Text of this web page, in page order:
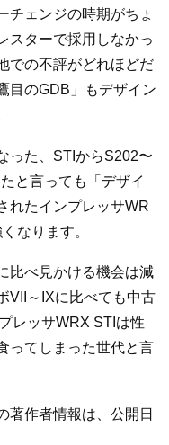
チェンジの時期がちょ
スターで採用しなかっ
での不評がどれほどだ
目のGDB」もデザイン
った、STIからS202〜
と言っても「デザイ
れたインプレッサWR
なります。
比べ見かける機会は減
VII～IXに比べても中古
レッサWRX STIは性
ってしまった世代と言
著作者情報は、公開日